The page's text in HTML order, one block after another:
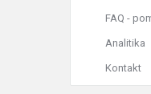
FAQ -
Analitika
Kontakt